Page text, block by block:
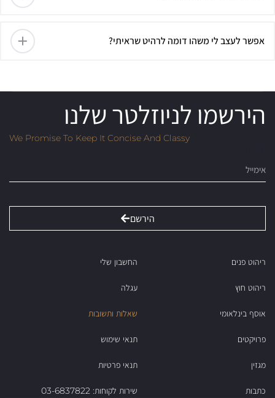
אפשר לעצב לי משהו דומה לרהיט שראיתי?
הירשמו לניוזלטר שלנו
We Promise To Keep It Concise And Classy
הירשם
ריהוט פנים
ריהוט חוץ
אוסף בינלאומי
פרויקטים
מגזין
כתבות
החשבון שלי
עגלה
שאלות ותשובות
תנאי שימוש
תנאי פרטיות
שירות לקוחות: 03-6837822